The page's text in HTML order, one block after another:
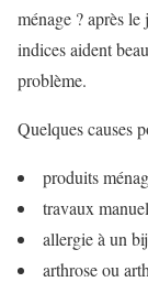
ménage ? après
indices aident
problème.
Quelques causes
produits
travaux
allergie à un
arthrose ou